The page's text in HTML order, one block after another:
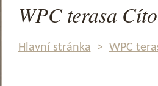
WPC terasa
Hlavní stránka > WPC